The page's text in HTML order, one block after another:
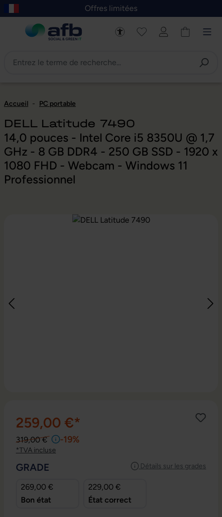
au contenu principal
Skip to B2B platform navigation
Offres limitées
Accueil - PC portable
DELL Latitude 7490
14,0 pouces - Intel Core i5 8350U @ 1,7
GHz - 8 GB DDR4 - 250 GB SSD - 1920 x
1080 FHD - Webcam - Windows 11
Professionnel
Ignorer la galerie d'images
259,00 €*
319,00 € -19%
*TVA incluse
Détails sur les grades
SÉLECTIONNEZ
GRADE
269,00 €
Bon état
229,00 €
État correct